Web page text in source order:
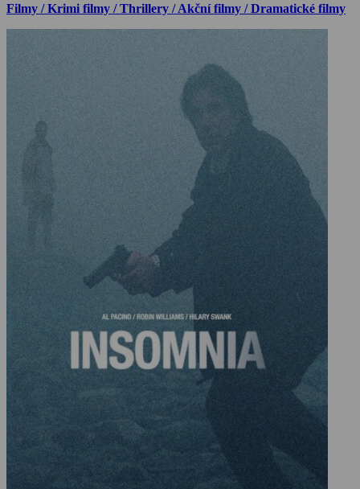
Filmy / Krimi filmy / Thrillery / Akční filmy / Dramatické filmy